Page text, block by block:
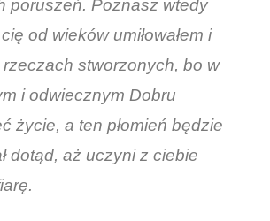
poruszeń. Poznasz wtedy
od wieków umiłowałem i
stworzonych, bo w
i odwiecznym Dobru
życie, a ten płomień będzie
dotąd, aż uczyni z ciebie